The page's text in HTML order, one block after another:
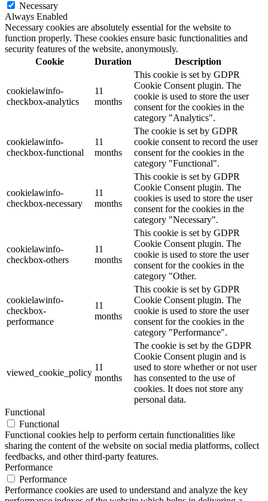
Necessary
Always Enabled
Necessary cookies are absolutely essential for the website to
function properly. These cookies ensure basic functionalities and
security features of the website, anonymously.
Cookie
Duration Description
cookielawinfo-
checkbox-analytics
11
months
This cookie is set by GDPR
Cookie Consent plugin. The
cookie is used to store the user
consent for the cookies in the
category "Analytics".
cookielawinfo-
checkbox-functional
11
months
The cookie is set by GDPR
cookie consent to record the user
consent for the cookies in the
category "Functional".
cookielawinfo-
checkbox-necessary
11
months
This cookie is set by GDPR
Cookie Consent plugin. The
cookies is used to store the user
consent for the cookies in the
category "Necessary".
cookielawinfo-
checkbox-others
11
months
This cookie is set by GDPR
Cookie Consent plugin. The
cookie is used to store the user
consent for the cookies in the
category "Other.
cookielawinfo-
checkbox-
performance
11
months
This cookie is set by GDPR
Cookie Consent plugin. The
cookie is used to store the user
consent for the cookies in the
category "Performance".
viewed_cookie_policy
11
months
The cookie is set by the GDPR
Cookie Consent plugin and is
used to store whether or not user
has consented to the use of
cookies. It does not store any
personal data.
Functional
Functional
Functional cookies help to perform certain functionalities like
sharing the content of the website on social media platforms, collect
feedbacks, and other third-party features.
Performance
Performance
Performance cookies are used to understand and analyze the key